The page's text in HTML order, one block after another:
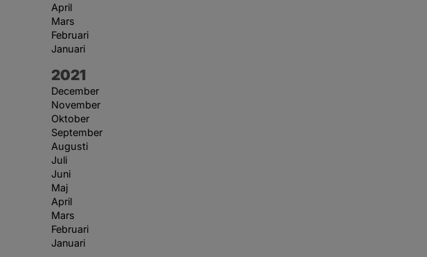
April
Mars
Februari
Januari
År:
2021
December
November
Oktober
September
Augusti
Juli
Juni
Maj
April
Mars
Februari
Januari